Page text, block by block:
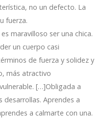
no un defecto. La
fuerza.
maravilloso ser una chica.
un cuerpo casi
de fuerza y solidez y
más atractivo
[…]Obligada a
Aprendes a
a calmarte con una.